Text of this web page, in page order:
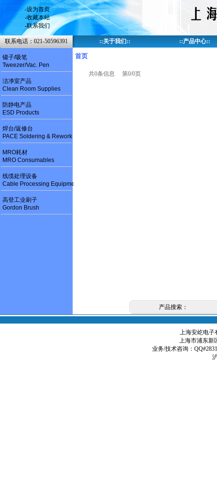
镊子/吸笔
Tweezer/Vac. Pen
洁净室产品
Clean Room Supplies
防静电产品
ESD Products
焊台/返修台
PACE Soldering & Rework
MRO耗材
MRO Consumables
线缆处理设备
Cable Processing Equipment
高登工业刷子
Gordon Brush
-设为首页
-收藏本站
-联系我们
联系电话：021-50596391 ::关于我们 :: ::产品中心::
首页
共0条信息 第0/0页
产品搜索：
上海安屹电子
上海市浦东新
业务/技术咨询：